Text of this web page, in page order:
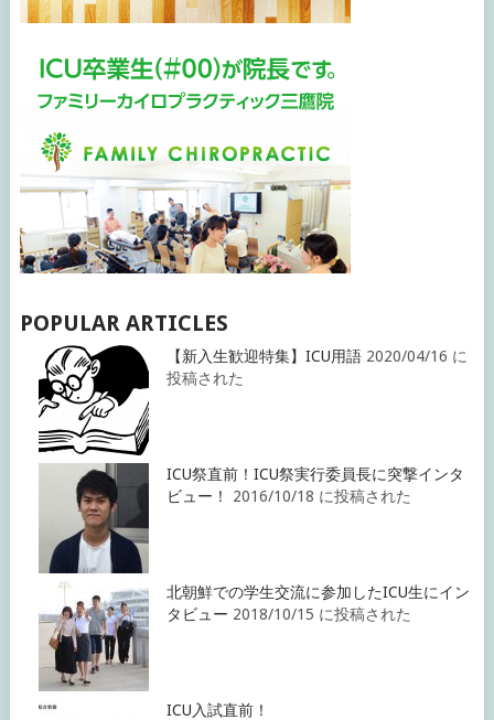
POPULAR ARTICLES
【新入生歓迎特集】ICU用語 2020/04/16 に
投稿された
ICU祭直前！ICU祭実行委員長に突撃インタ
ビュー！
2016/10/18 に投稿された
北朝鮮での学生交流に参加したICU生にイン
タビュー 2018/10/15 に投稿された
ICU入試直前！